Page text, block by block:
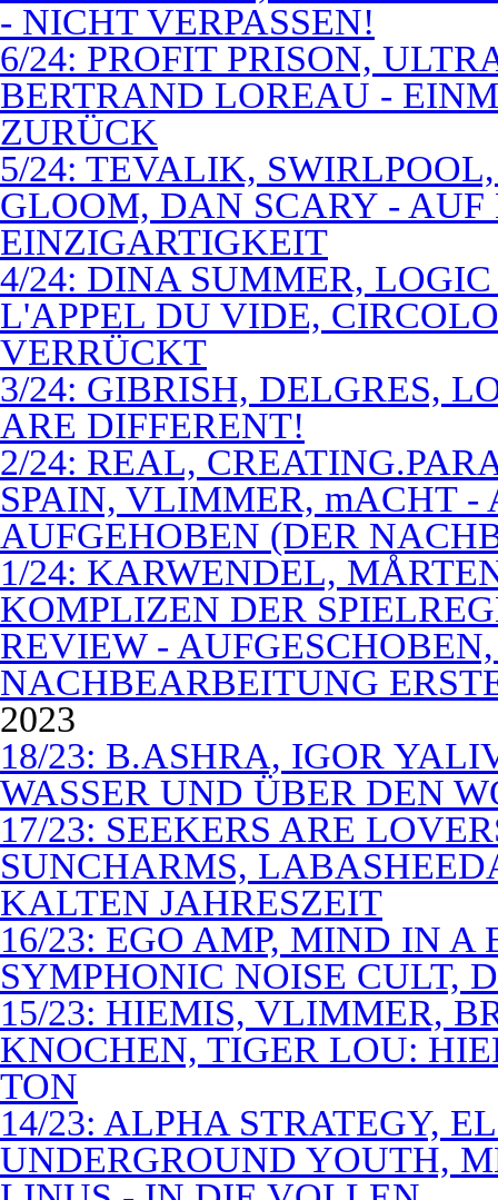
- NICHT VERPASSEN!
6/24: PROFIT PRISON,
BERTRAND LOREAU -
ZURÜCK
5/24: TEVALIK,
GLOOM, DAN SCARY -
EINZIGARTIGKEIT
4/24: DINA SUMMER,
L'APPEL DU VIDE,
VERRÜCKT
3/24: GIBRISH, DELGRES,
ARE DIFFERENT!
2/24: REAL,
SPAIN, VLIMMER, mACHT -
AUFGEHOBEN (DER
1/24: KARWENDEL,
KOMPLIZEN DER
REVIEW -
NACHBEARBEITUNG
2023
18/23: B.ASHRA, IGOR
WASSER UND ÜBER DEN
17/23: SEEKERS ARE
SUNCHARMS,
KALTEN JAHRESZEIT
16/23: EGO AMP, MIND IN
SYMPHONIC NOISE CULT,
15/23: HIEMIS, VLIMMER,
KNOCHEN, TIGER LOU:
TON
14/23: ALPHA STRATEGY,
UNDERGROUND YOUTH,